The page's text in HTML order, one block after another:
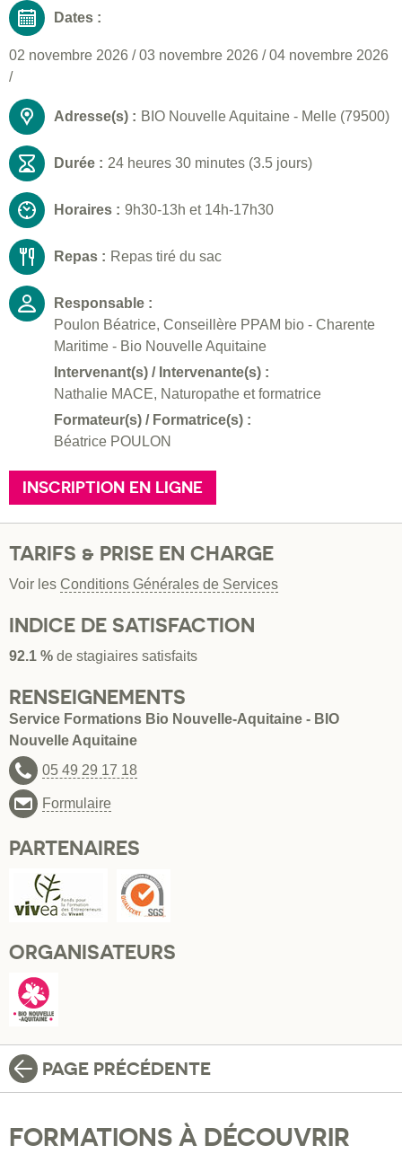
Dates :
02 novembre 2026 /03 novembre 2026 /04 novembre 2026
/
Adresse(s) : BIO Nouvelle Aquitaine - Melle (79500)
Durée : 24 heures 30 minutes (3.5 jours)
Horaires : 9h30-13h et 14h-17h30
Repas : Repas tiré du sac
Responsable :
Poulon Béatrice, Conseillère PPAM bio - Charente
Maritime - Bio Nouvelle Aquitaine
Intervenant(s) / Intervenante(s) :
Nathalie MACE, Naturopathe et formatrice
Formateur(s) / Formatrice(s) :
Béatrice POULON
INSCRIPTION EN LIGNE
TARIFS & PRISE EN CHARGE
Voir les Conditions Générales de Services
INDICE DE SATISFACTION
92.1 % de stagiaires satisfaits
RENSEIGNEMENTS
Service Formations Bio Nouvelle-Aquitaine - BIO
Nouvelle Aquitaine
05 49 29 17 18
Formulaire
PARTENAIRES
ORGANISATEURS
PAGE PRÉCÉDENTE
FORMATIONS À DÉCOUVRIR